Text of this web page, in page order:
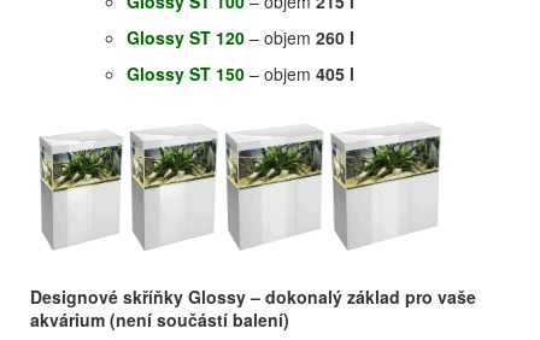
Glossy ST 120 – objem 260 l
Glossy ST 150 – objem 405 l
Designové skříňky Glossy – dokonalý základ pro vaše
akvárium (není součástí balení)